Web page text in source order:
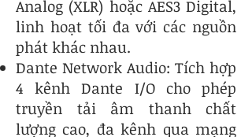
Analog (XLR) hoặc AES3 Digital,
linh hoạt tối đa với các nguồn
phát khác nhau.
Dante Network Audio: Tích hợp
4 kênh Dante I/O cho phép
truyền tải âm thanh chất
lượng cao, đa kênh qua mạng